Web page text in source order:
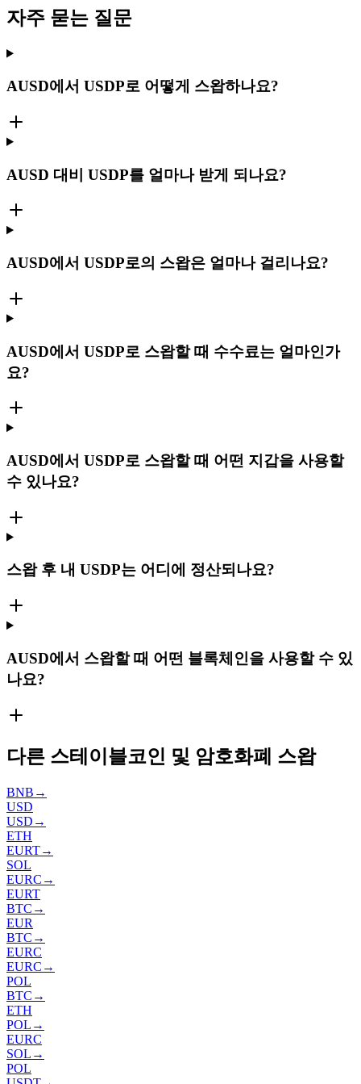
자주 묻는 질문
AUSD에서 USDP로 어떻게 스왑하나요?
AUSD 대비 USDP를 얼마나 받게 되나요?
AUSD에서 USDP로의 스왑은 얼마나 걸리나요?
AUSD에서 USDP로 스왑할 때 수수료는 얼마인가
요?
AUSD에서 USDP로 스왑할 때 어떤 지갑을 사용할
수 있나요?
스왑 후 내 USDP는 어디에 정산되나요?
AUSD에서 스왑할 때 어떤 블록체인을 사용할 수 있
나요?
다른 스테이블코인 및 암호화폐 스왑
BNB →
USD
USD →
ETH
EURT→
SOL
EURC →
EURT
BTC →
EUR
BTC →
EURC
EURC →
POL
BTC →
ETH
POL →
EURC
SOL →
POL